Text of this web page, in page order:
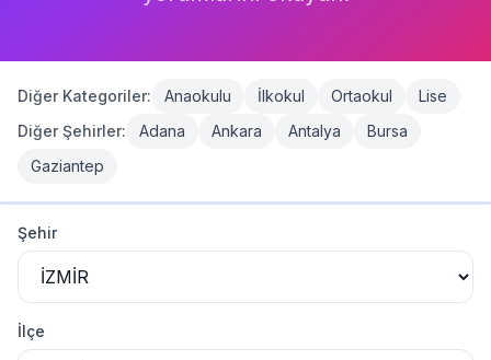
Diğer Kategoriler: Anaokulu İlkokul Ortaokul
Lise
Diğer Şehirler:
Adana Ankara Antalya
Bursa
Gaziantep
İzmir'da
DOKUZ EYLÜL ÜNİVERSİTESİ
EGE ÜNİVERSİTESİ
İZMİR BAKIRÇAY ÜNİVERSİTESİ
İZMİR DEMOKRASİ ÜNİVERSİTESİ-
Şehir
İlçe